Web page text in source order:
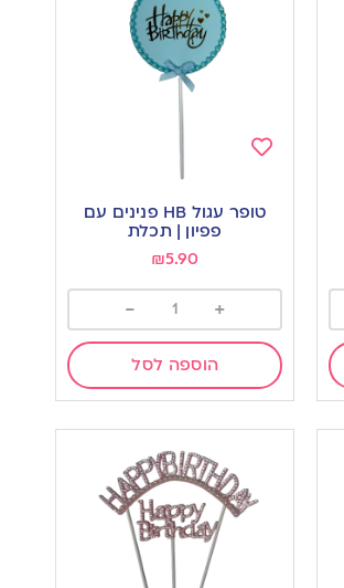
wishlist
טופר עגול HB פנינים עם
פפיון | תכלת
₪5.90
+
-
הוספה לסל